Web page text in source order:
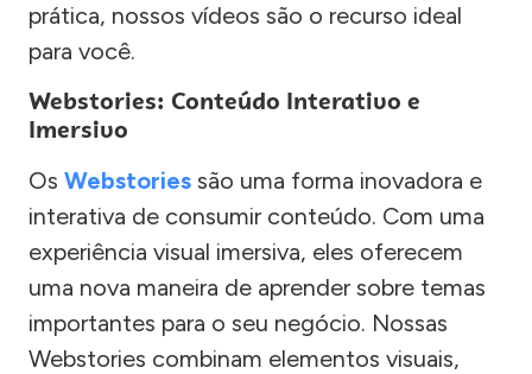
prática, nossos vídeos são o recurso ideal
para você.
Webstories: Conteúdo Interativo e
Imersivo
Os Webstories são uma forma inovadora e
interativa de consumir conteúdo. Com uma
experiência visual imersiva, eles oferecem
uma nova maneira de aprender sobre temas
importantes para o seu negócio. Nossas
Webstories combinam elementos visuais,